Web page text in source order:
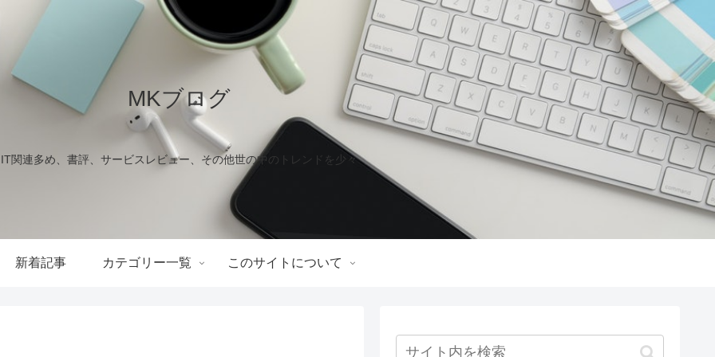
MKブログ
IT関連多め、書評、サービスレビュー、その他世の中のトレンドを少々
新着記事 カテゴリー一覧 このサイトについて